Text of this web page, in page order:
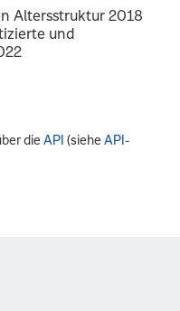
Altersstruktur 2018
und
dieAPI (sieheAPI-